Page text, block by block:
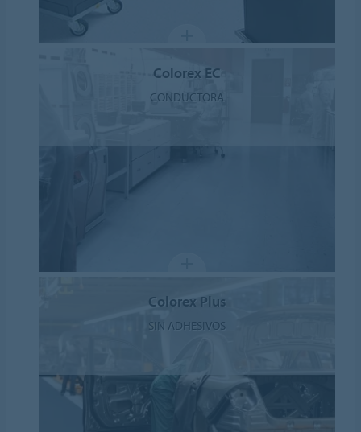
Colorex EC
CONDUCTORA
Colorex Plus
SIN ADHESIVOS